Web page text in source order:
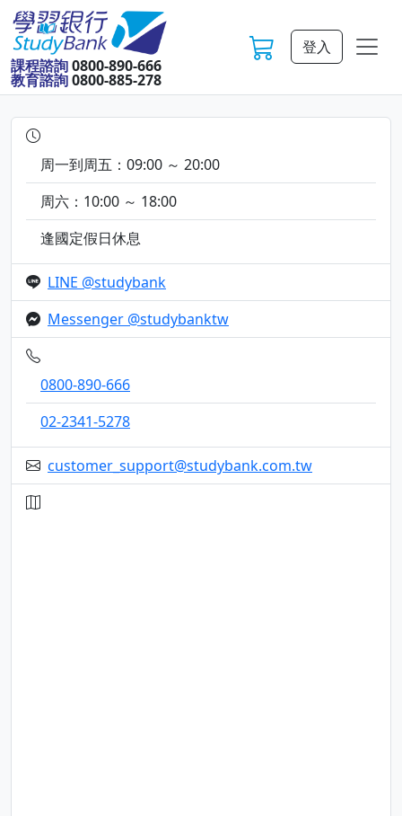
課程諮詢0800-890-666
教育諮詢0800-885-278
登入
周一到周五：09:00 ～ 20:00
周六：10:00 ～ 18:00
逢國定假日休息
LINE @studybank
Messenger @studybanktw
0800-890-666
02-2341-5278
customer_support@studybank.com.tw